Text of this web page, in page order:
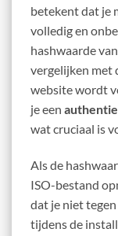
betekent dat je
volledig en
hashwaarde
vergelijken met
website wordt
je een
wat cruciaal is
Als de
ISO-bestand
dat je niet
tijdens de